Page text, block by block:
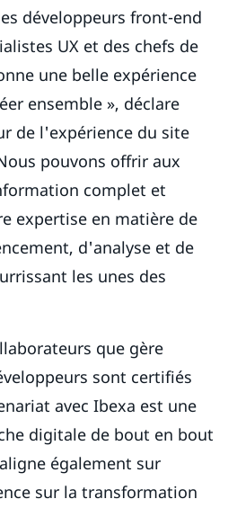
développeurs front-end
UX et des chefs de
une belle expérience
ensemble », déclare
de l'expérience du site
pouvons offrir aux
complet et
expertise en matière de
d'analyse et de
les unes des
que gère
sont certifiés
avec Ibexa est une
digitale de bout en bout
également sur
sur la transformation